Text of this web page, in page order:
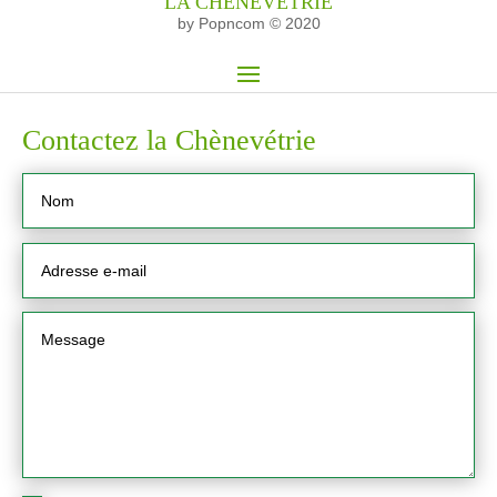
by Popncom © 2020
Contactez la Chènevétrie